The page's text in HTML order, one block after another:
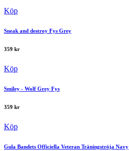
Köp
Sneak and destroy Fys Grey
359 kr
Köp
Smiley - Wolf Grey Fys
359 kr
Köp
Gula Bandets Officiella Veteran Träningströja Navy